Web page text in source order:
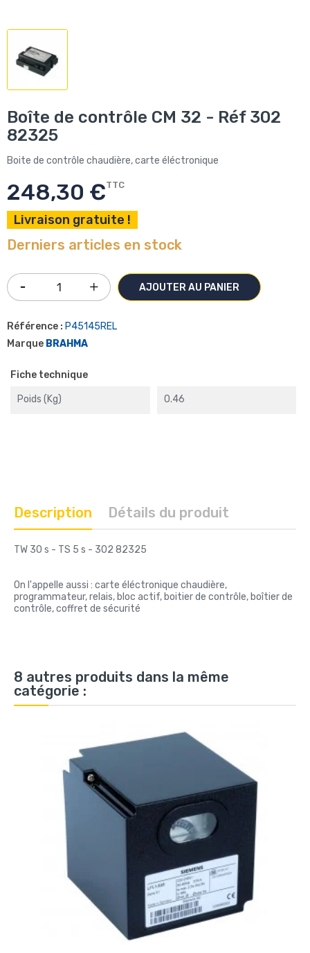
Boîte de contrôle CM 32 - Réf 302
82325
Boite de contrôle chaudière, carte éléctronique
248,30 €TTC
Livraison gratuite !
Derniers articles en stock
AJOUTER AU PANIER
Référence : P45145REL
Marque BRAHMA
Fiche technique
Poids (kg) 0.46
Description Détails du produit
TW 30 s - TS 5 s - 302 82325
On l'appelle aussi : carte éléctronique chaudière,
programmateur, relais, bloc actif, boitier de contrôle, boîtier de
contrôle, coffret de sécurité
8 autres produits dans la même
catégorie :